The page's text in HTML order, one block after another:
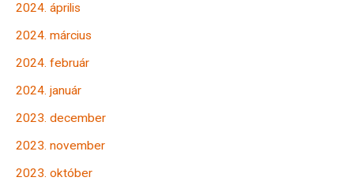
2024. április
2024. március
2024. február
2024. január
2023. december
2023. november
2023. október